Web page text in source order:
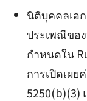
นิติบุคคลเอ
ประเพณีขอ
กำหนดใน
การเปิดเผ
5250(b)(3)